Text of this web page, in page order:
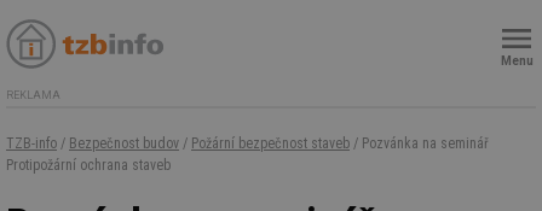
Menu
REKLAMA
TZB-info / Bezpečnost budov / Požární bezpečnost staveb / Pozvánka na seminář
Protipožární ochrana staveb